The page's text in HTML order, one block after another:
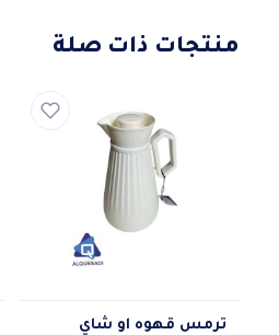
منتجات ذات صلة
ترمس قهوه او شاي